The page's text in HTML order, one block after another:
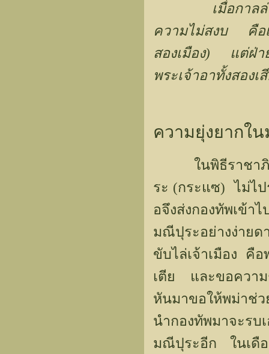
เมื่อกาล
ความไม่สงบ คือเ
สองเมือง) แต่ฝ่า
พระเจ้าอาทั้งสองเ
ความยุ่งยากใ
ในพิธีราชาภิเษ
ระ (กระแซ) ไม่ไ
อจึงส่งกองทัพเข้
มณีปุระอย่างง่ายด
ขับไล่เจ้าเมือง คื
เตีย และขอควา
หันมาขอให้พม่าช่
นำกองทัพมาจะร
มณีปุระอีก ในเดื